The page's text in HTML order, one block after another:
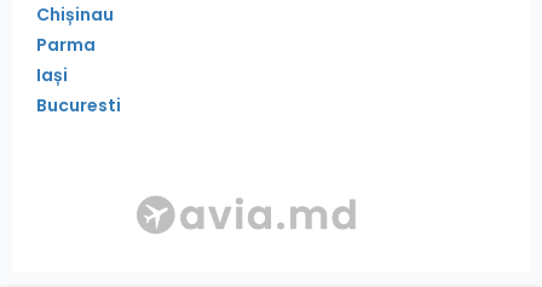
Chișinau
Parma
Iași
Bucuresti